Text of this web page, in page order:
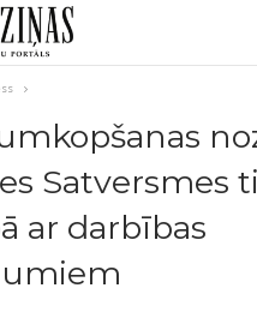
Satversmes
ar darbības